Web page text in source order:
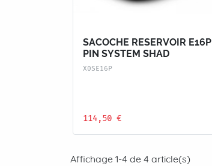
SACOCHE RESERVOIR E16P
PIN SYSTEM SHAD
X0SE16P
114,50 €
Affichage 1-4 de 4 article(s)